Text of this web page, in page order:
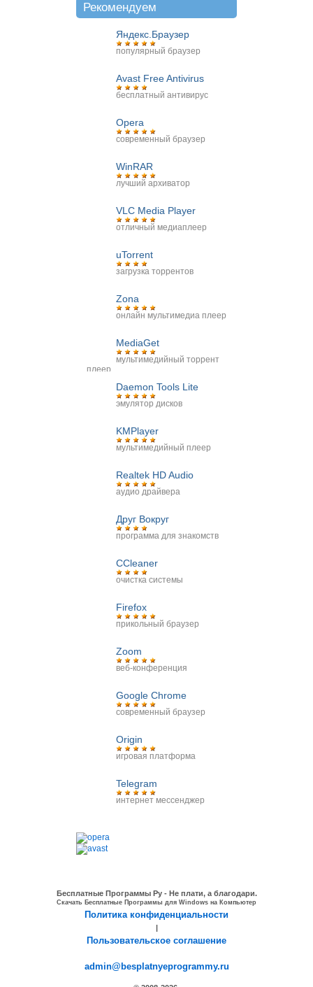
Рекомендуем
Яндекс.Браузер
популярный браузер
Avast Free Antivirus
бесплатный антивирус
Opera
современный браузер
WinRAR
лучший архиватор
VLC Media Player
отличный медиаплеер
uTorrent
загрузка торрентов
Zona
онлайн мультимедиа плеер
MediaGet
мультимедийный торрент
плеер
Daemon Tools Lite
эмулятор дисков
KMPlayer
мультимедийный плеер
Realtek HD Audio
аудио драйвера
Друг Вокруг
программа для знакомств
CCleaner
очистка системы
Firefox
прикольный браузер
Zoom
веб-конференция
Google Chrome
современный браузер
Origin
игровая платформа
Telegram
интернет мессенджер
Бесплатные Программы Ру - Не плати, а благодари.
Скачать Бесплатные Программы для Windows на Компьютер
Политика конфиденциальности
|
Пользовательское соглашение
admin@besplatnyeprogrammy.ru